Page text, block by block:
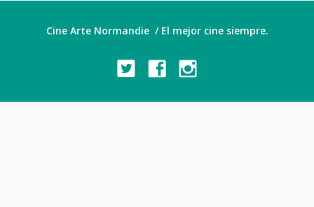
Cine Arte Normandie / El mejor cine siempre.